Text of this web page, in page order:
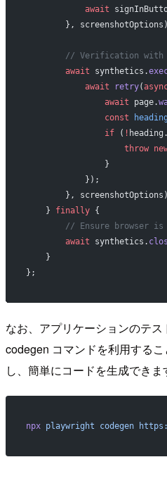
            await
},
// Verification with
        await
synthetics.
            await
retry(
                await
page.
                const
heading
                if
( ! heading.
                    throw
                }
            });
},
    }
finally {
// Ensure browser is
        await
synthetics.
    }
};
なお、アプリケーションのテ
codegen コマンドを利用する
し、簡単にコードを生成できま
npx playwright codegen